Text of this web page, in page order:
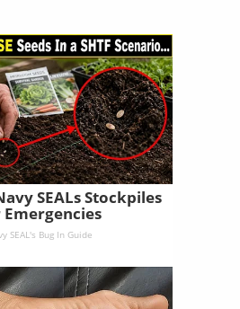
SEALs Stockpiles
Emergencies
SEAL's Bug In Guide